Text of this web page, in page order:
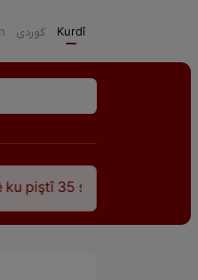
كوردی Kurdî
wî hê jî rêbaza wî